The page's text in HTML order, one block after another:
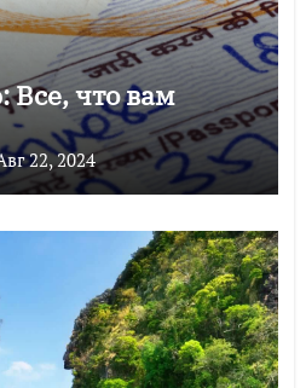
что вам
22, 2024